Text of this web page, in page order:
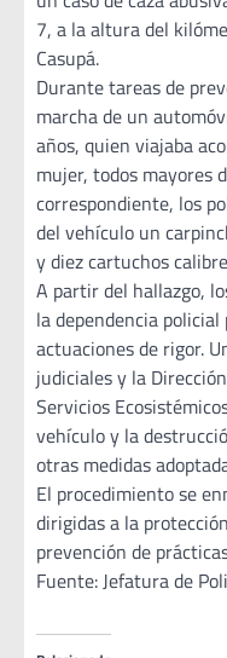
7, a la altura del
Casupá.
Durante tareas de
marcha de un
años, quien viajaba
mujer, todos mayores
correspondiente, los
del vehículo un
y diez cartuchos
A partir del hallazgo,
la dependencia
actuaciones de rigor.
judiciales y la
Servicios
vehículo y la
otras medidas
El procedimiento se
dirigidas a la
prevención de
Fuente: Jefatura de